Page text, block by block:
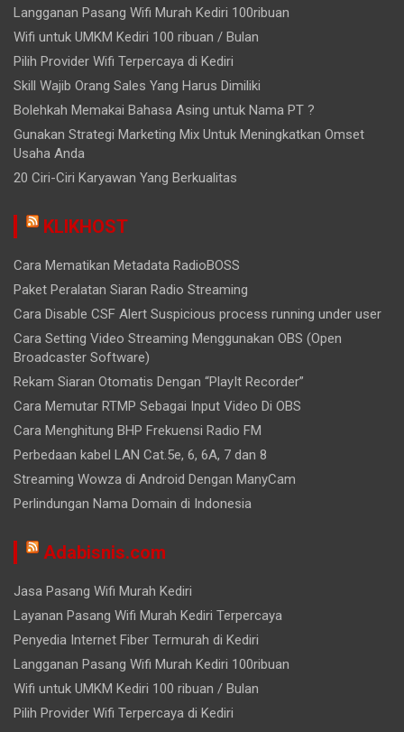
Langganan Pasang Wifi Murah Kediri 100ribuan
Wifi untuk UMKM Kediri 100 ribuan / Bulan
Pilih Provider Wifi Terpercaya di Kediri
Skill Wajib Orang Sales Yang Harus Dimiliki
Bolehkah Memakai Bahasa Asing untuk Nama PT ?
Gunakan Strategi Marketing Mix Untuk Meningkatkan Omset
Usaha Anda
20 Ciri-Ciri Karyawan Yang Berkualitas
KLIKHOST
Cara Mematikan Metadata RadioBOSS
Paket Peralatan Siaran Radio Streaming
Cara Disable CSF Alert Suspicious process running under user
Cara Setting Video Streaming Menggunakan OBS (Open
Broadcaster Software)
Rekam Siaran Otomatis Dengan “PlayIt Recorder”
Cara Memutar RTMP Sebagai Input Video Di OBS
Cara Menghitung BHP Frekuensi Radio FM
Perbedaan kabel LAN Cat.5e, 6, 6A, 7 dan 8
Streaming Wowza di Android Dengan ManyCam
Perlindungan Nama Domain di Indonesia
Adabisnis.com
Jasa Pasang Wifi Murah Kediri
Layanan Pasang Wifi Murah Kediri Terpercaya
Penyedia Internet Fiber Termurah di Kediri
Langganan Pasang Wifi Murah Kediri 100ribuan
Wifi untuk UMKM Kediri 100 ribuan / Bulan
Pilih Provider Wifi Terpercaya di Kediri